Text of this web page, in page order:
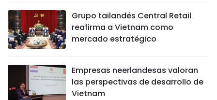
Grupo tailandés Central Retail
reafirma a Vietnam como
mercado estratégico
Empresas neerlandesas valoran
las perspectivas de desarrollo de
Vietnam